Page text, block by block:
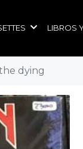
LIBROS
dying